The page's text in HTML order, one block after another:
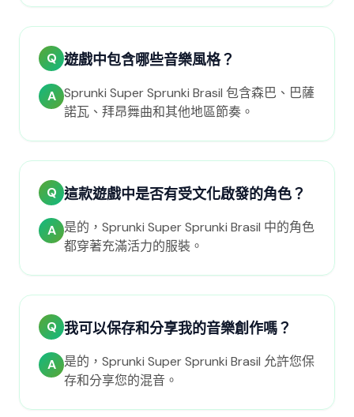
Q 遊戲中包含哪些音樂風格？
A Sprunki Super Sprunki Brasil 包含森巴、巴薩
諾瓦、拜昂舞曲和其他地區節奏。
Q 這款遊戲中是否有受文化啟發的角色？
A 是的，Sprunki Super Sprunki Brasil 中的角色
都穿著充滿活力的服裝。
Q 我可以保存和分享我的音樂創作嗎？
A 是的，Sprunki Super Sprunki Brasil 允許您保
存和分享您的混音。